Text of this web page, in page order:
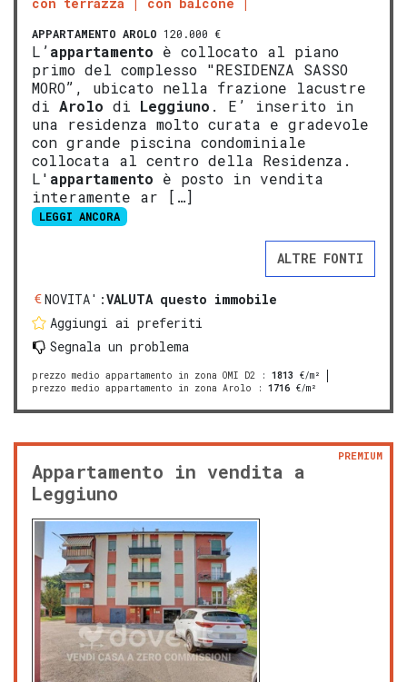
con terrazza con balcone
APPARTAMENTO AROLO 120.000 €
L’appartamento è collocato al piano
primo del complesso "RESIDENZA SASSO
MORO”, ubicato nella frazione lacustre
di Arolo di Leggiuno . E’ inserito in
una residenza molto curata e gradevole
con grande piscina condominiale
collocata al centro della Residenza.
L' appartamento è posto in vendita
interamente ar […]
LEGGI ANCORA
ALTRE FONTI
NOVITA':VALUTA questo immobile
Aggiungi ai preferiti
Segnala un problema
prezzo medio appartamento in zona OMI D2 : 1813 €/m²
prezzo medio appartamento in zona Arolo : 1716 €/m²
Appartamento in vendita a
Leggiuno
PREMIUM